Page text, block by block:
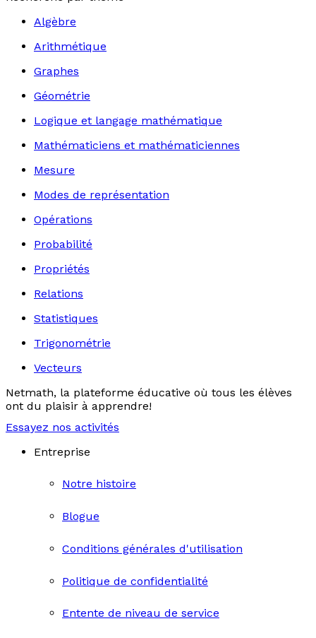
Algèbre
Arithmétique
Graphes
Géométrie
Logique et langage mathématique
Mathématiciens et mathématiciennes
Mesure
Modes de représentation
Opérations
Probabilité
Propriétés
Relations
Statistiques
Trigonométrie
Vecteurs
Netmath, la plateforme éducative où tous les élèves
ont du plaisir à apprendre!
Essayez nos activités
Entreprise
Notre histoire
Blogue
Conditions générales d'utilisation
Politique de confidentialité
Entente de niveau de service